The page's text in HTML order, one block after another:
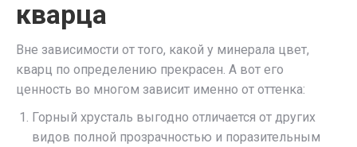
кварца
Вне зависимости от того, какой у минерала цвет,
кварц по определению прекрасен. А вот его
ценность во многом зависит именно от оттенка:
Горный хрусталь выгодно отличается от других
видов полной прозрачностью и поразительным